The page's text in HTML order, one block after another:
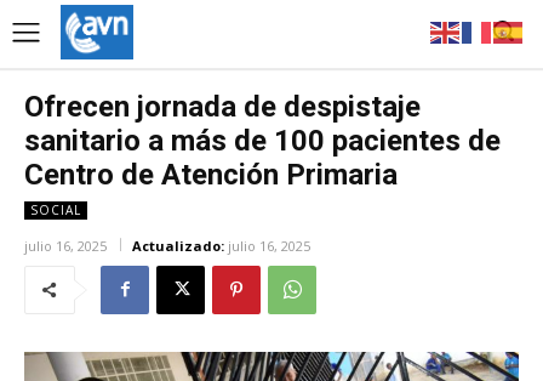
Ofrecen jornada de despistaje
sanitario a más de 100 pacientes de
Centro de Atención Primaria
SOCIAL
julio 16, 2025 Actualizado: julio 16, 2025